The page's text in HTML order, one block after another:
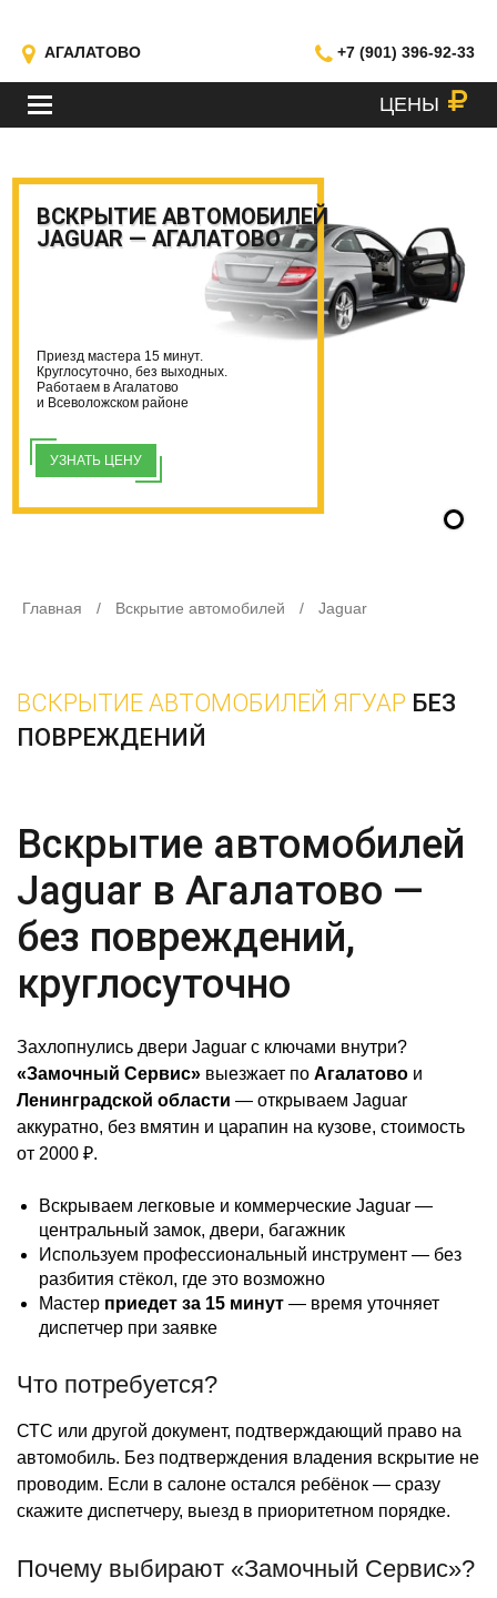
АГАЛАТОВО +7 (901) 396-92-33
МЕНЮ ЦЕНЫ
ВСКРЫТИЕ АВТОМОБИЛЕЙ
JAGUAR — АГАЛАТОВО
Приезд мастера 15 минут.
Круглосуточно, без выходных.
Работаем в Агалатово
и Всеволожском районе
УЗНАТЬ ЦЕНУ
Главная / Вскрытие автомобилей / Jaguar
ВСКРЫТИЕ АВТОМОБИЛЕЙ ЯГУАР БЕЗ
ПОВРЕЖДЕНИЙ
Вскрытие автомобилей
Jaguar в Агалатово —
без повреждений,
круглосуточно
Захлопнулись двери Jaguar с ключами внутри?
«Замочный Сервис» выезжает по Агалатово и
Ленинградской области — открываем Jaguar
аккуратно, без вмятин и царапин на кузове, стоимость
от 2000 ₽.
Вскрываем легковые и коммерческие Jaguar —
центральный замок, двери, багажник
Используем профессиональный инструмент — без
разбития стёкол, где это возможно
Мастер приедет за 15 минут — время уточняет
диспетчер при заявке
Что потребуется?
СТС или другой документ, подтверждающий право на
автомобиль. Без подтверждения владения вскрытие не
проводим. Если в салоне остался ребёнок — сразу
скажите диспетчеру, выезд в приоритетном порядке.
Почему выбирают «Замочный Сервис»?